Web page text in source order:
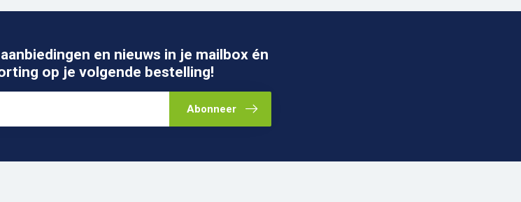
en nieuws in je mailbox én
op je volgende bestelling!
Abonneer